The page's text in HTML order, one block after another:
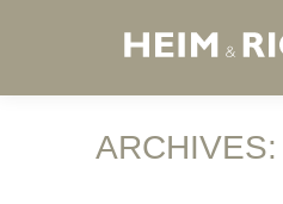
ARCHIVES: